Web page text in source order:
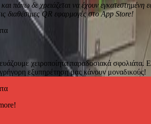
πάνω δε χρειάζεται να έχουν
διαθέσιμες QR εφαρμογές στο App Store!
χειροποίητα παραδοσιακά σφολιάτα.
εξυπηρέτηση μας κάνουν μοναδικούς!